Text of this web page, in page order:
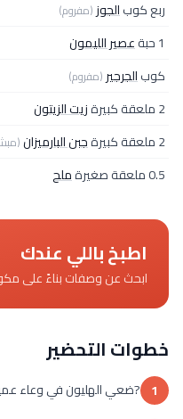
ربع كوبالجوز (مفروم)
1 حبة
عصير الليمون
كوبالجرجير (مفروم)
2 ملعقة كبيرة
زيت الزيتون
2 ملعقة كبيرة
جبن البارميزان
0.5 ملعقة صغيرة ملح
اطبخ باللي عندك
ابحث عن وصفات بناءً على
خطوات التحضير
1 ?ضعي الهليون في وعاء